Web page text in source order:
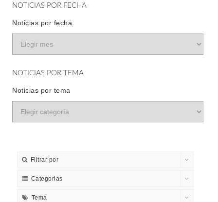
NOTICIAS POR FECHA
Noticias por fecha
NOTICIAS POR TEMA
Noticias por tema
Filtrar por
Categorias
Tema